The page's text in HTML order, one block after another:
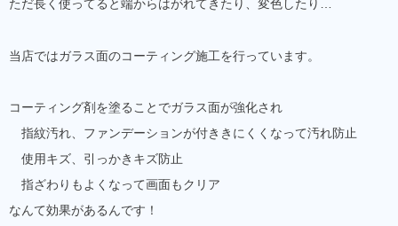
ただ長く使ってると端からはがれてきたり、変色したり…
当店ではガラス面のコーティング施工を行っています。
コーティング剤を塗ることでガラス面が強化され
指紋汚れ、ファンデーションが付ききにくくなって汚れ防止
使用キズ、引っかきキズ防止
指ざわりもよくなって画面もクリア
なんて効果があるんです！